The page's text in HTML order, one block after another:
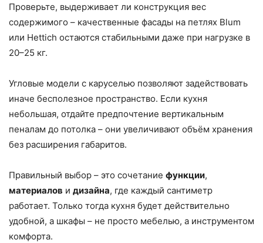
Проверьте, выдерживает ли конструкция вес
содержимого – качественные фасады на петлях Blum
или Hettich остаются стабильными даже при нагрузке в
20–25 кг.
Угловые модели с каруселью позволяют задействовать
иначе бесполезное пространство. Если кухня
небольшая, отдайте предпочтение вертикальным
пеналам до потолка – они увеличивают объём хранения
без расширения габаритов.
Правильный выбор – это сочетание функции,
материалов и дизайна, где каждый сантиметр
работает. Только тогда кухня будет действительно
удобной, а шкафы – не просто мебелью, а инструментом
комфорта.